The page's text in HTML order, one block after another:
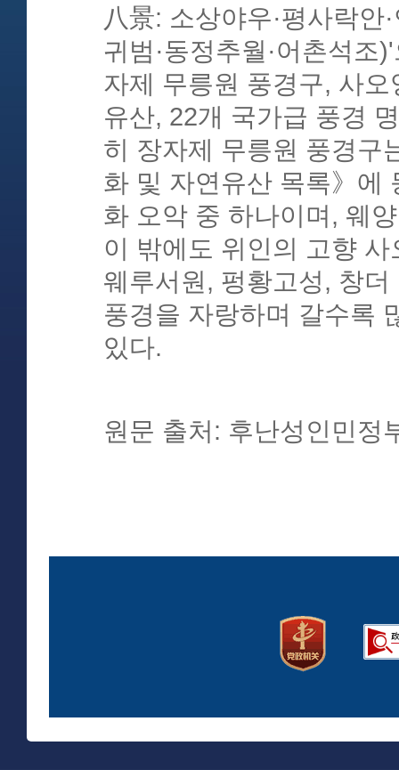
八景: 소상야우·평사락안
귀범·동정추월·어촌석조
자제 무릉원 풍경구, 사
유산, 22개 국가급 풍경
히 장자제 무릉원 풍경구
화 및 자연유산 목록》에
화 오악 중 하나이며, 웨
이 밖에도 위인의 고향
웨루서원, 펑황고성, 창
풍경을 자랑하며 갈수록
있다.
원문 출처: 후난성인민정